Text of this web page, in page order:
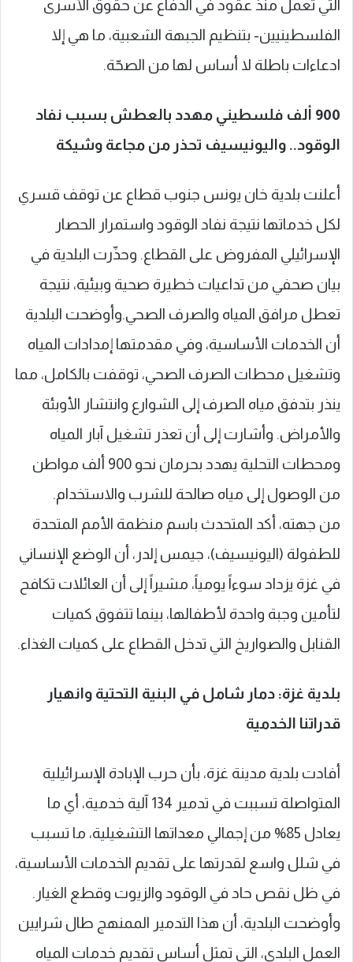
التي تعمل منذ عقود في الدفاع عن حقوق الأسرى
الفلسطينيين- بتنظيم الجبهة الشعبية، ما هي إلا
ادعاءات باطلة لا أساس لها من الصحّة.
900 ألف فلسطيني مهدد بالعطش بسبب نفاد
الوقود.. واليونيسيف تحذر من مجاعة وشيكة
أعلنت بلدية خان يونس جنوب قطاع عن توقف قسري
لكل خدماتها نتيجة نفاد الوقود واستمرار الحصار
الإسرائيلي المفروض على القطاع. وحذّرت البلدية في
بيان صحفي من تداعيات خطيرة صحية وبيئية، نتيجة
تعطل مرافق المياه والصرف الصحي.وأوضحت البلدية
أن الخدمات الأساسية، وفي مقدمتها إمدادات المياه
وتشغيل محطات الصرف الصحي، توقفت بالكامل، مما
ينذر بتدفق مياه الصرف إلى الشوارع وانتشار الأوبئة
والأمراض. وأشارت إلى أن تعذر تشغيل آبار المياه
ومحطات التحلية يهدد بحرمان نحو 900 ألف مواطن
من الوصول إلى مياه صالحة للشرب والاستخدام.
من جهته، أكد المتحدث باسم منظمة الأمم المتحدة
للطفولة (اليونيسيف)، جيمس إلدر، أن الوضع الإنساني
في غزة يزداد سوءاً يومياً، مشيراً إلى أن العائلات تكافح
لتأمين وجبة واحدة لأطفالها، بينما تتفوق كميات
القنابل والصواريخ التي تدخل القطاع على كميات الغذاء.
بلدية غزة: دمار شامل في البنية التحتية وانهيار
قدراتنا الخدمية
أفادت بلدية مدينة غزة، بأن حرب الإبادة الإسرائيلية
المتواصلة تسببت في تدمير 134 آلية خدمية، أي ما
يعادل 85% من إجمالي معداتها التشغيلية، ما تسبب
في شلل واسع لقدرتها على تقديم الخدمات الأساسية،
في ظل نقص حاد في الوقود والزيوت وقطع الغيار.
وأوضحت البلدية، أن هذا التدمير الممنهج طال شرايين
العمل البلدي، التي تمثل أساس تقديم خدمات المياه